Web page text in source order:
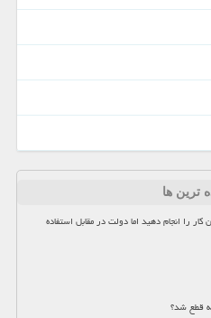
ترین ها
را انجام دهید اما دولت در مقابل استفاده
قطع شد؟